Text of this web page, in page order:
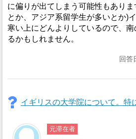
に偏りが出てしまう可能性もあり
とか、アジア系留学生が多いとか)
寒い上にどんよりしているので、
るかもしれません。
回答
元滞在者